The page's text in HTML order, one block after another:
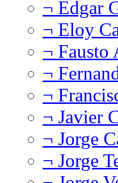
¬ Edgar
¬ Eloy
¬ Fausto
¬
¬
¬ Javier
¬ Jorge
¬ Jorge